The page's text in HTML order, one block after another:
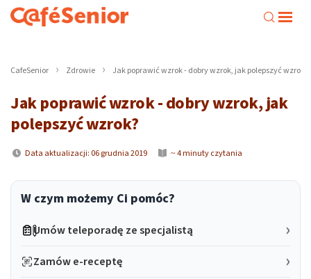
CafeSenior Zdrowie Jak poprawić wzrok - dobry wzrok, jak polepszyć wzrok?
Jak poprawić wzrok - dobry wzrok, jak
polepszyć wzrok?
Data aktualizacji: 06 grudnia 2019 ~ 4 minuty czytania
W czym możemy Ci pomóc?
Umów teleporadę ze specjalistą
Zamów e-receptę